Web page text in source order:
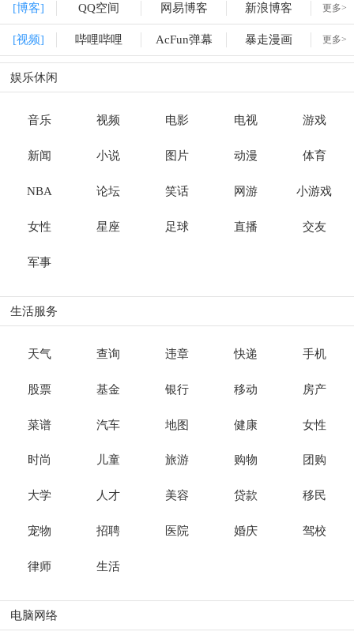
[博客] QQ空间 网易博客 新浪博客 更多>
[视频] 哔哩哔哩 AcFun弹幕 暴走漫画 更多>
娱乐休闲
音乐 视频 电影 电视 游戏
新闻 小说 图片 动漫 体育
NBA 论坛 笑话 网游 小游戏
女性 星座 足球 直播 交友
军事
生活服务
天气 查询 违章 快递 手机
股票 基金 银行 移动 房产
菜谱 汽车 地图 健康 女性
时尚 儿童 旅游 购物 团购
大学 人才 美容 贷款 移民
宠物 招聘 医院 婚庆 驾校
律师 生活
电脑网络